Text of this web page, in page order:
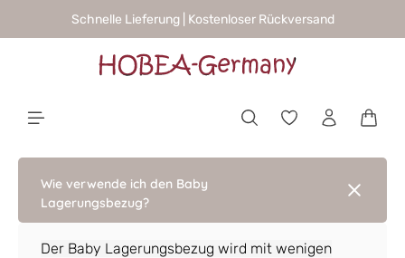
springenSchnelle Lieferung | Kostenloser Rückversand
Wie verwende ich den Baby
Lagerungsbezug?
Der Baby Lagerungsbezug wird mit wenigen